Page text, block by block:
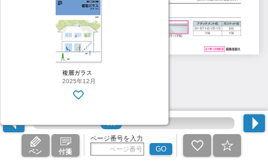
ペン 付箋
ページ番号を入力
GO
複層ガラス
2025年12月